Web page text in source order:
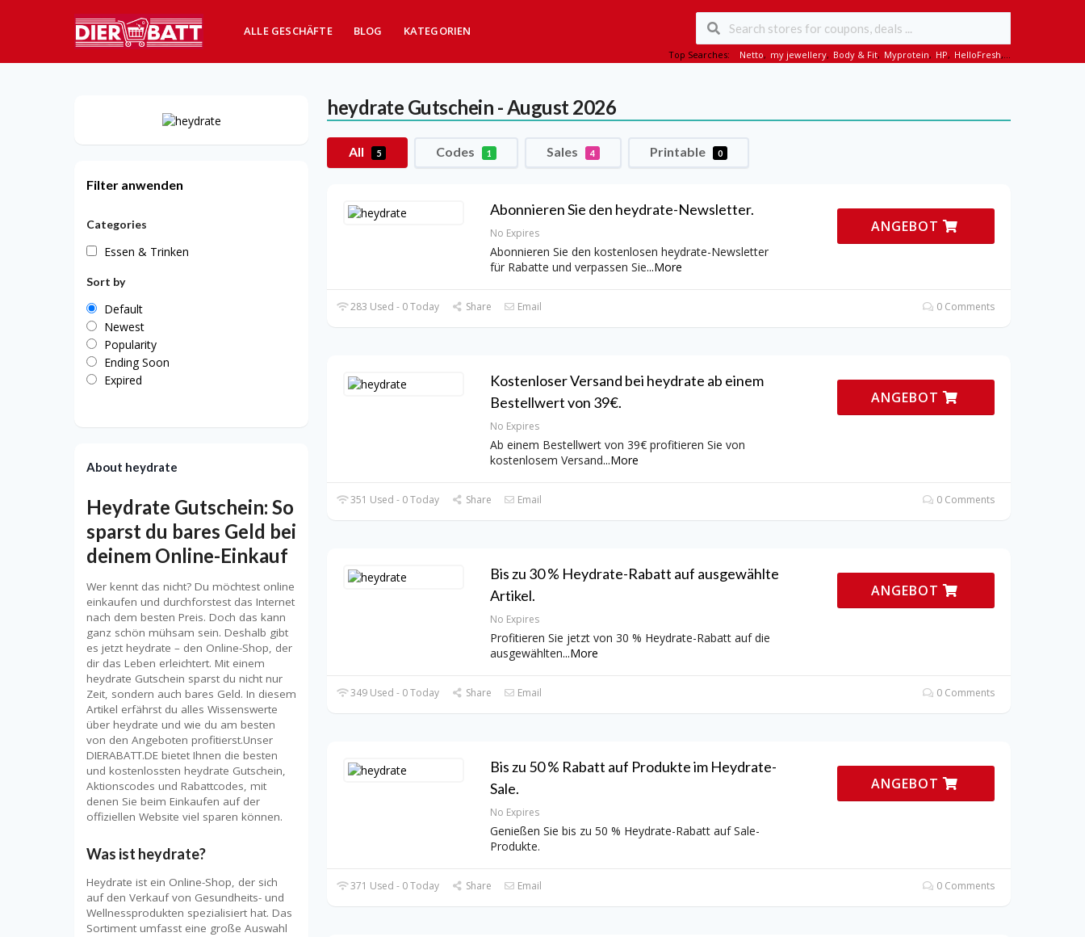
ALLE GESCHÄFTE BLOG KATEGORIEN
Top Searches: Netto, my jewellery, Body & Fit, Myprotein, HP, HelloFresh,...
heydrate Gutschein - August 2026
All 5 Codes 1 Sales 4 Printable 0
Abonnieren Sie den heydrate-Newsletter.
No Expires
Abonnieren Sie den kostenlosen heydrate-Newsletter
für Rabatte und verpassen Sie...More
ANGEBOT
283 Used - 0 Today Share Email 0 Comments
Kostenloser Versand bei heydrate ab einem
Bestellwert von 39€.
No Expires
Ab einem Bestellwert von 39€ profitieren Sie von
kostenlosem Versand...More
ANGEBOT
351 Used - 0 Today Share Email 0 Comments
Bis zu 30 % Heydrate-Rabatt auf ausgewählte
Artikel.
No Expires
Profitieren Sie jetzt von 30 % Heydrate-Rabatt auf die
ausgewählten...More
ANGEBOT
349 Used - 0 Today Share Email 0 Comments
Bis zu 50 % Rabatt auf Produkte im Heydrate-
Sale.
No Expires
Genießen Sie bis zu 50 % Heydrate-Rabatt auf Sale-
Produkte.
ANGEBOT
371 Used - 0 Today Share Email 0 Comments
Filter anwenden
Categories
Essen & Trinken
Sort by
Default
Newest
Popularity
Ending Soon
Expired
About heydrate
Heydrate Gutschein: So
sparst du bares Geld bei
deinem Online-Einkauf
Wer kennt das nicht? Du möchtest online
einkaufen und durchforstest das Internet
nach dem besten Preis. Doch das kann
ganz schön mühsam sein. Deshalb gibt
es jetzt heydrate – den Online-Shop, der
dir das Leben erleichtert. Mit einem
heydrate Gutschein sparst du nicht nur
Zeit, sondern auch bares Geld. In diesem
Artikel erfährst du alles Wissenswerte
über heydrate und wie du am besten
von den Angeboten profitierst.Unser
DIERABATT.DE bietet Ihnen die besten
und kostenlossten heydrate Gutschein,
Aktionscodes und Rabattcodes, mit
denen Sie beim Einkaufen auf der
offiziellen Website viel sparen können.
Was ist heydrate?
Heydrate ist ein Online-Shop, der sich
auf den Verkauf von Gesundheits- und
Wellnessprodukten spezialisiert hat. Das
Sortiment umfasst eine große Auswahl